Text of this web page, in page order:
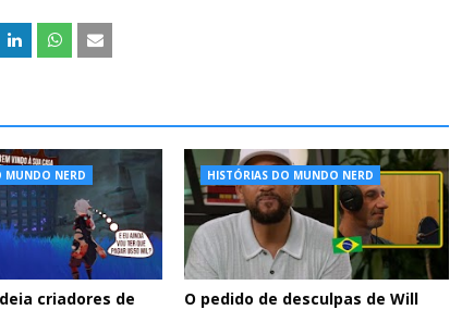
MUNDO NERD
criadores de
HISTÓRIAS DO MUNDO NERD
O pedido de desculpas de Will